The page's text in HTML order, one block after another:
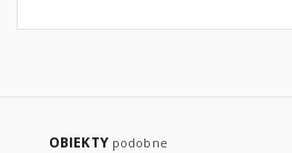
OBIEKTY podobne